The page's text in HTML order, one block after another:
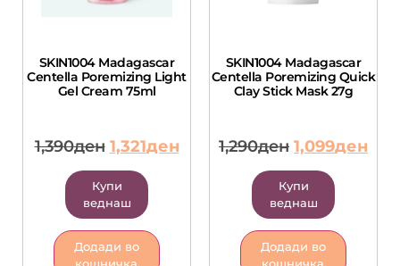
SKIN1004 Madagascar
Centella Poremizing Light
Gel Cream 75ml
1,390ден 1,321ден
Купи
веднаш
Додади во
SKIN1004 Madagascar
Centella Poremizing Quick
Clay Stick Mask 27g
1,290ден 1,099ден
Купи
веднаш
Додади во